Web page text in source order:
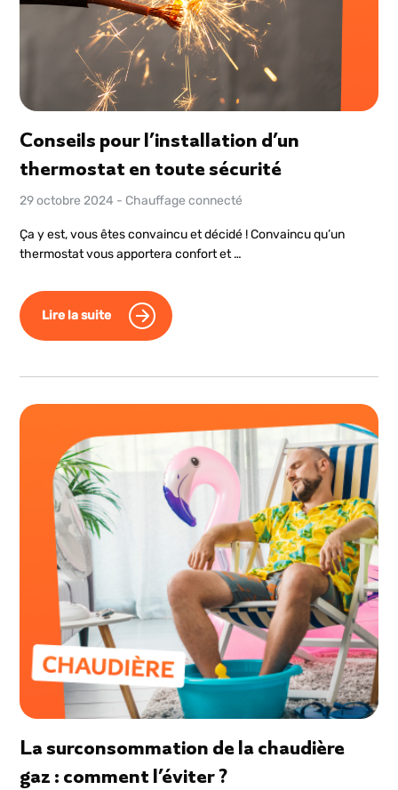
Conseils pour l’installation d’un
thermostat en toute sécurité
29 octobre 2024 - Chauffage connecté
Ça y est, vous êtes convaincu et décidé ! Convaincu qu’un
thermostat vous apportera confort et …
Lire la suite
La surconsommation de la chaudière
gaz : comment l’éviter ?